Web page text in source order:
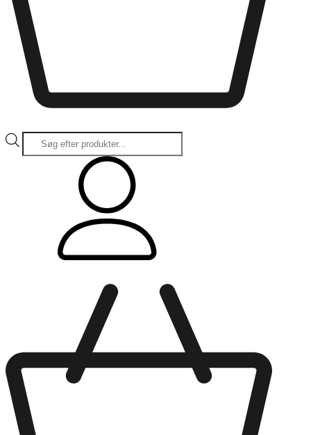
Products
search